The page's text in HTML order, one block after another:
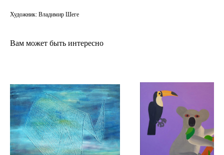
Художник: Владимир Шеге
Вам может быть интересно